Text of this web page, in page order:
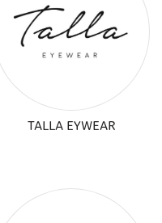
TALLA EYWEAR